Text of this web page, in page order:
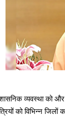
व्यवस्था को
को विभिन्न